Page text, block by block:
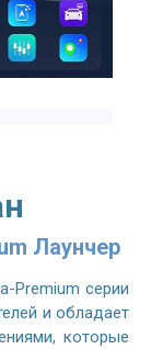
Лаунчер
Premium серии
и обладает
которые